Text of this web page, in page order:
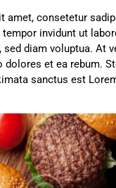
amet, consetetur
invidunt ut
sed diam voluptua. At
dolores et ea rebum.
sanctus est